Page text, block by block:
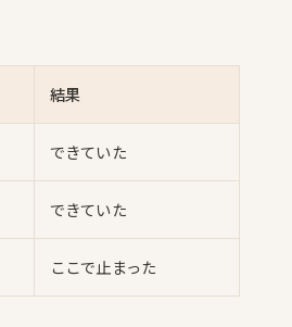
結果
できていた
できていた
ここで止まった